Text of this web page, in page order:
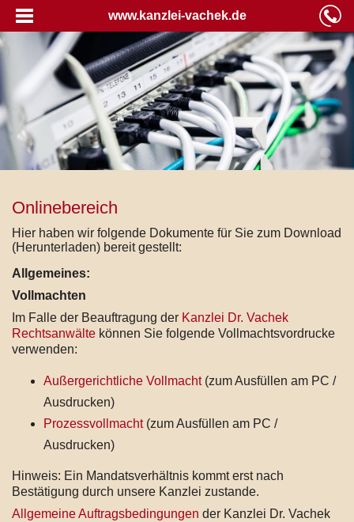
www.kanzlei-vachek.de
Onlinebereich
Hier haben wir folgende Dokumente für Sie zum Download
(Herunterladen) bereit gestellt:
Allgemeines:
Vollmachten
Im Falle der Beauftragung der Kanzlei Dr. Vachek
Rechtsanwälte können Sie folgende Vollmachtsvordrucke
verwenden:
Außergerichtliche Vollmacht(zum Ausfüllen am PC /
Ausdrucken)
Prozessvollmacht(zum Ausfüllen am PC /
Ausdrucken)
Hinweis: Ein Mandatsverhältnis kommt erst nach
Bestätigung durch unsere Kanzlei zustande.
Allgemeine Auftragsbedingungen der Kanzlei Dr. Vachek